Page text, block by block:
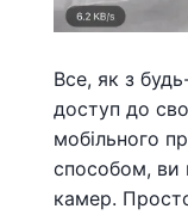
Все, як з
доступ до
мобільного
способом, ви
камер.